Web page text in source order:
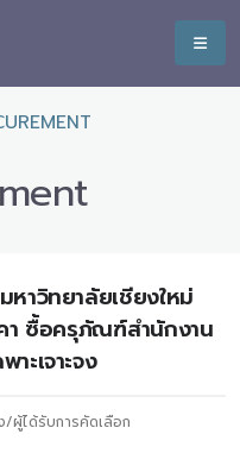
าวิทยาลัยเชียงใหม่
คา ซื้อครุภัณฑ์สำนักงาน
ะเจาะจง
/ผู้ได้รับการคัดเลือก